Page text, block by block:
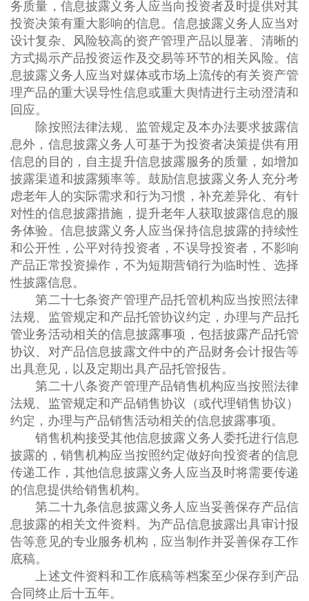
务质量，信息披露义务人应当向投资者及时提供对其
投资决策有重大影响的信息。信息披露义务人应当对
设计复杂、风险较高的资产管理产品以显著、清晰的
方式揭示产品投资运作及交易等环节的相关风险。信
息披露义务人应当对媒体或市场上流传的有关资产管
理产品的重大误导性信息或重大舆情进行主动澄清和
回应。
除按照法律法规、监管规定及本办法要求披露信
息外，信息披露义务人可基于为投资者决策提供有用
信息的目的，自主提升信息披露服务的质量，如增加
披露渠道和披露频率等。鼓励信息披露义务人充分考
虑老年人的实际需求和行为习惯，补充差异化、有针
对性的信息披露措施，提升老年人获取披露信息的服
务体验。信息披露义务人应当保持信息披露的持续性
和公开性，公平对待投资者，不误导投资者，不影响
产品正常投资操作，不为短期营销行为临时性、选择
性披露信息。
第二十七条资产管理产品托管机构应当按照法律
法规、监管规定和产品托管协议约定，办理与产品托
管业务活动相关的信息披露事项，包括披露产品托管
协议、对产品信息披露文件中的产品财务会计报告等
出具意见，以及定期出具产品托管报告。
第二十八条资产管理产品销售机构应当按照法律
法规、监管规定和产品销售协议（或代理销售协议）
约定，办理与产品销售活动相关的信息披露事项。
销售机构接受其他信息披露义务人委托进行信息
披露的，销售机构应当按照约定做好向投资者的信息
传递工作，其他信息披露义务人应当及时将需要传递
的信息提供给销售机构。
第二十九条信息披露义务人应当妥善保存产品信
息披露的相关文件资料。为产品信息披露出具审计报
告等意见的专业服务机构，应当制作并妥善保存工作
底稿。
上述文件资料和工作底稿等档案至少保存到产品
合同终止后十五年。